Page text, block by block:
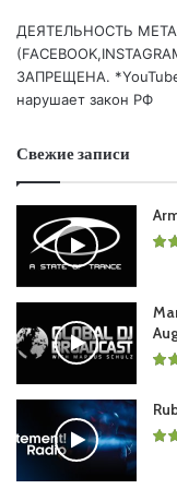
Где
вокальный
«You And Me» —
гармонии. Для
эмоционального
Century Harmony.
Нас находят по
And Me, official
trance, Finnish
скачать видео,
radio, онлайн
#AlexKunnari
#VocalTrance
ДЕЯТЕЛЬНОСТЬ МЕТА
ЗАПРЕЩЕНА.
нарушает закон РФ
Свежие записи